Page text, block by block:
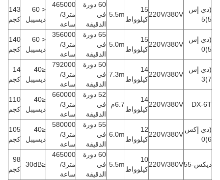
(دي إس
5)5
220V/380V
15
كيلوواط
5.5m
60 دورة
في
الدقيقة
465000
متر3/
ساعة
< 60
ديسيبل
143
كجم
(دي إس
5)0
220V/380V
15
كيلوواط
5.0m
65 دورة
في
الدقيقة
356000
متر3/
ساعة
< 60
ديسيبل
140
كجم
(دي إس
7)3
220V/380V
14
كيلوواط
7.3m
50 دورة
في
الدقيقة
792000
متر3/
ساعة
≤40
ديسيبل
14
كجم
DX-6T
220V/380V
14
كيلوواط
6.7م
52 دورة
في
الدقيقة
660000
متر3/
ساعة
≤40
ديسيبل
110
كجم
(دي إكس
6)0
220V/380V
12
كيلوواط
6.0m
55 دورة
في
الدقيقة
580000
متر3/
ساعة
≤40
ديسيبل
105
كجم
ديكس-55 220V/380V
10
كيلوواط
5.5m
60 دورة
في
الدقيقة
465000
متر3/
ساعة
≤30dB
98
كجم